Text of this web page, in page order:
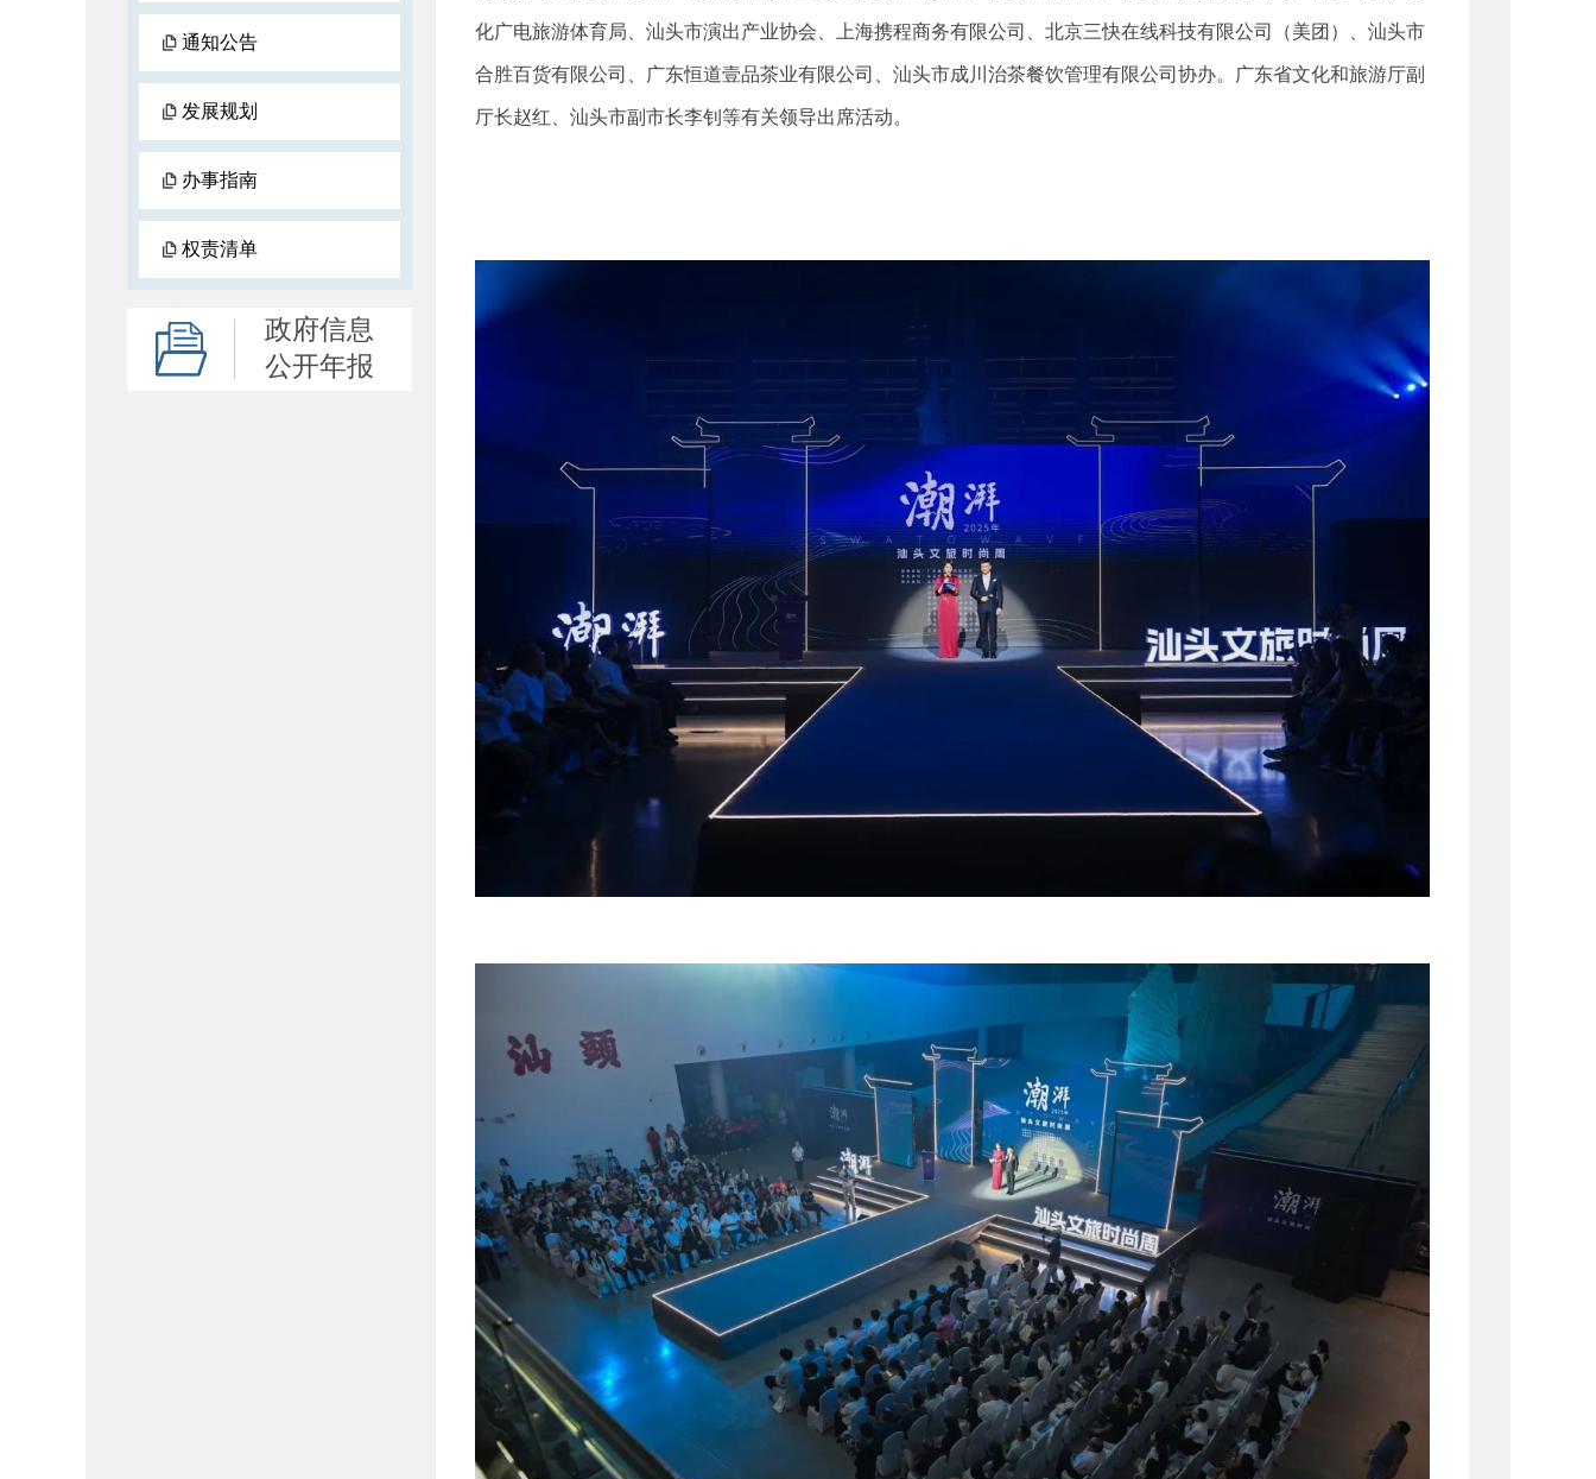
通知公告
发展规划
办事指南
权责清单
政府信息
公开年报
化广电旅游体育局、汕头市演出产业协会、上海携程商务有限公司、北京三快在线科技有限公司（美团）、汕头市
合胜百货有限公司、广东恒道壹品茶业有限公司、汕头市成川治茶餐饮管理有限公司协办。广东省文化和旅游厅副
厅长赵红、汕头市副市长李钊等有关领导出席活动。